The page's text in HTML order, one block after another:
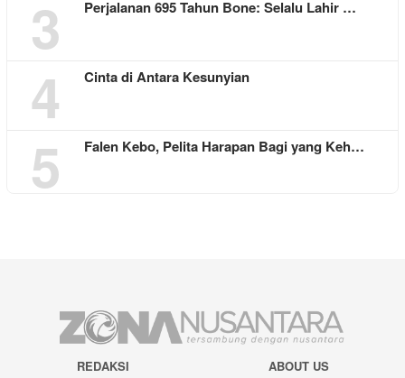
3 Perjalanan 695 Tahun Bone: Selalu Lahir …
4 Cinta di Antara Kesunyian
5 Falen Kebo, Pelita Harapan Bagi yang Keh…
REDAKSI ABOUT US